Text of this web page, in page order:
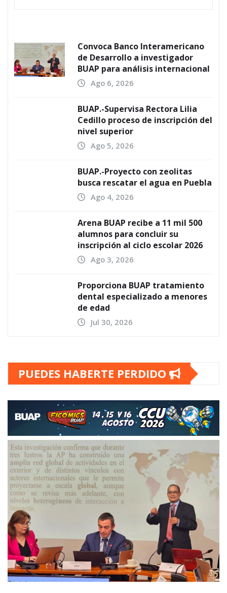
Convoca Banco Interamericano
de Desarrollo a investigador
BUAP para análisis internacional
Ago 6, 2026
BUAP.-Supervisa Rectora Lilia
Cedillo proceso de inscripción del
nivel superior
Ago 5, 2026
BUAP.-Proyecto con zeolitas
busca rescatar el agua en Puebla
Ago 4, 2026
Arena BUAP recibe a 11 mil 500
alumnos para concluir su
inscripción al ciclo escolar 2026
Ago 3, 2026
Proporciona BUAP tratamiento
dental especializado a menores
de edad
Jul 30, 2026
PUEDES HABERTE PERDIDO